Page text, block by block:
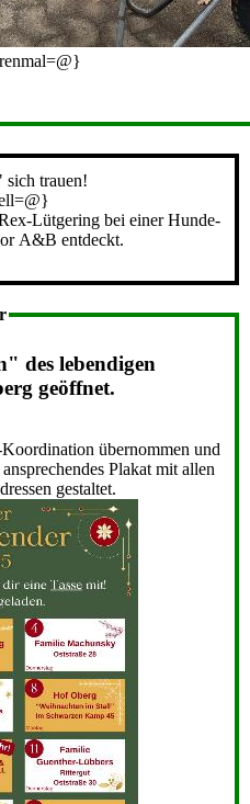
sich trauen!
Lütgering bei einer Hunde-
A&B entdeckt.
des lebendigen
geöffnet.
übernommen und
Plakat mit allen
gestaltet.